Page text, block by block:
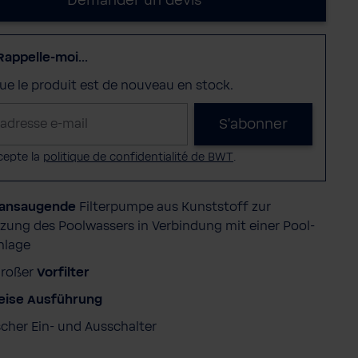
moi...
le produit est de nouveau en stock.
S'abonner
la politique de confidentialité de BWT.
Filterpumpe aus Kunststoff zur
des Poolwassers in Verbindung mit einer Pool-
Vorfilter
Ausführung
Ein- und Ausschalter